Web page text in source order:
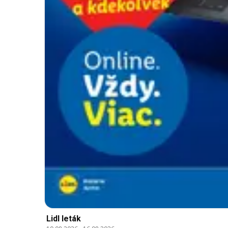
Lidl leták